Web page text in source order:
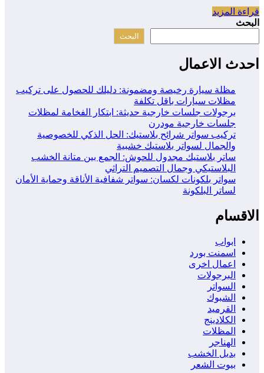
قراءة المزيد
البحث
البحث
احدث الاعمال
مظلة سيارة رخيصة ومضمونة: دليلك للحصول على تركيب
مظلات سيارات باقل تكلفة
برجولات جلسات خارجية حديثة: ابتكار الفخامة لمظلات
جلسات خارجية مودرن
تركيب سواتر شرائح بلاستيك: الحل الذكي للخصوصية
والجمال لسواتر بلاستيك خشبية
ساتر بلاستيك مجدول للحوش: الجمع بين متانة الخشب
البلاستيكي وجمال التصميم التراثي
سواتر بلكونات لكسان: سواتر شفافية الأناقة وحماية الأمان
لساتر البلكونة
الاقسام
ابواب
اسمنت بورد
اعمال اخرى
البرجولات
السواتر
الشبوك
القرميد
الكلادينج
المظلات
الهناجر
بديل الخشب
بيوت الشعر